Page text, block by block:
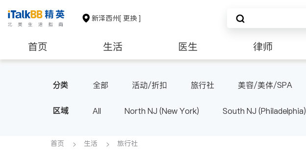
新泽西州[ 更换 ]
首页 生活 医生 律师
分类 全部 活动/折扣 旅行社 美容/美体/SPA
区域 All North NJ (New York) South NJ (Philadelphia)
首页 生活 旅行社